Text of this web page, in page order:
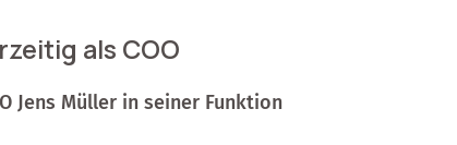
als COO
Jens Müller in seiner Funktion